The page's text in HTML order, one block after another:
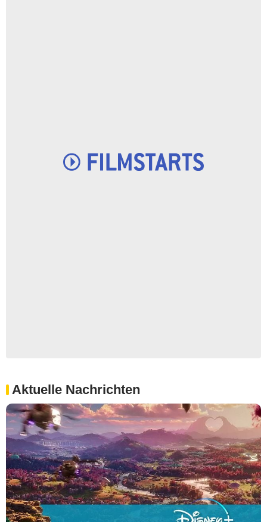
Aktuelle Nachrichten